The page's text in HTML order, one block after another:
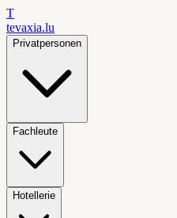
T
tevaxia.lu
Privatpersonen
Fachleute
Hotellerie